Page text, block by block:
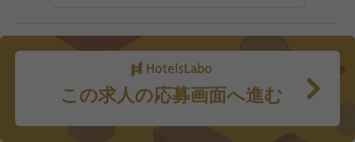
この求人の応募画面へ進む